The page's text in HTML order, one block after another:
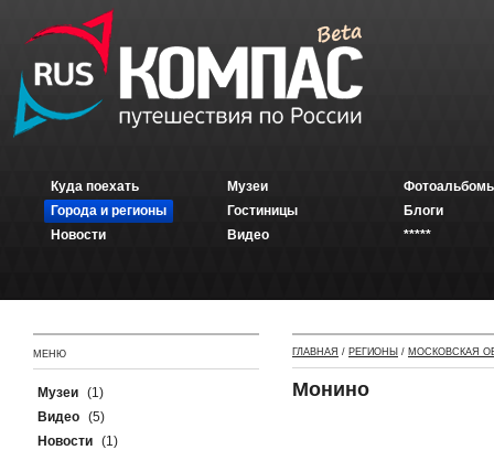
Куда поехать
Города и регионы
Новости
Музеи
Гостиницы
Видео
Блоги
*****
МЕНЮ
Музеи (1)
Видео (5)
Новости (1)
ГЛАВНАЯ / РЕГИОНЫ / МОСКОВСКАЯ
Монино